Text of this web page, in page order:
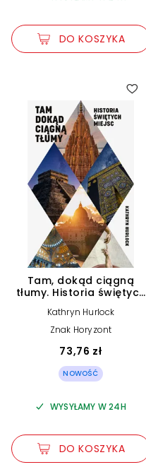
DO KOSZYKA
Tam, dokąd ciągną
tłumy. Historia świętych
Kathryn Hurlock
Znak Horyzont
73,76 zł
NOWOŚĆ
WYSYŁAMY W 24H
DO KOSZYKA